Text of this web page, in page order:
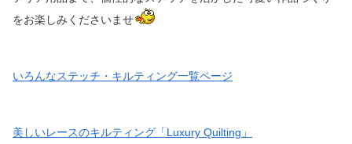
をお楽しみくださいませ
いろんなステッチ・キルティング一覧ページ
美しいレースのキルティング「Luxury Quilting」